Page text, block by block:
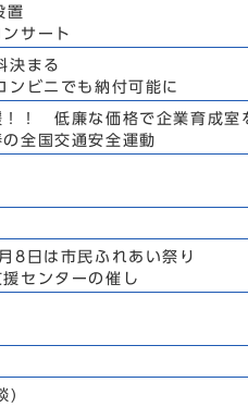
置
サート
決まる
ビニでも納付可能に
！！ 低廉な価格で企業育成室
全国交通安全運動
8日は市民ふれあい祭り
センターの催し
)